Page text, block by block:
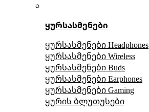
ყურსასმენები
ყურსასმენები Headphones
ყურსასმენები Wireless
ყურსასმენები Buds
ყურსასმენები Earphones
ყურსასმენები Gaming
ყურის ბლუთუსები